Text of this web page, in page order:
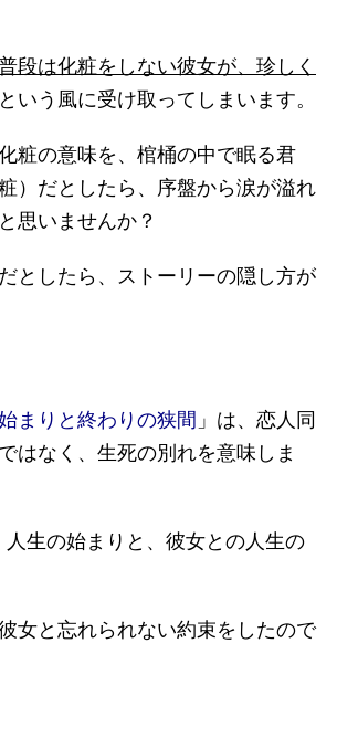
段は化粧をしない彼女が、珍しく
という風に受け取ってしまいます。
粧の意味を、棺桶の中で眠る君
）だとしたら、序盤から涙が溢れ
思いませんか？
としたら、ストーリーの隠し方が
まりと終わりの狭間 」は、恋人同
はなく、生死の別れを意味しま
人生の始まりと、彼女との人生の
女と忘れられない約束をしたので